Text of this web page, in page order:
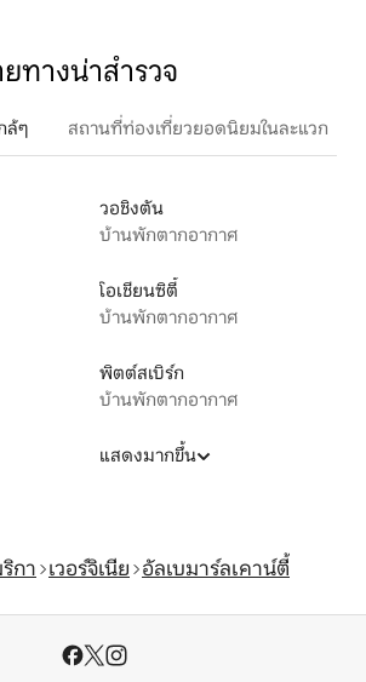
ทางน่าสำรวจ
ล้ๆ สถานที่ท่องเที่ยวยอดนิยมในละแวก
วอชิงตัน
บ้านพักตากอากาศ
โอเชียนซิตี้
บ้านพักตากอากาศ
พิตต์สเบิร์ก
บ้านพักตากอากาศ
แสดงมากขึ้น
กา เวอร์จิเนีย อัลเบมาร์ลเคาน์ตี้